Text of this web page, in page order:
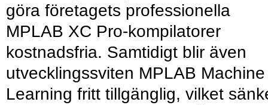
göra företagets professionella
MPLAB XC Pro-kompilatorer
kostnadsfria. Samtidigt blir även
utvecklingssviten MPLAB Machine
Learning fritt tillgänglig, vilket